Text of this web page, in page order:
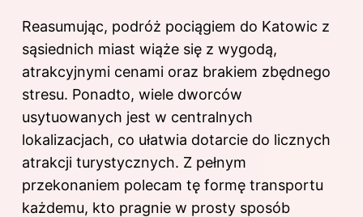
Reasumując, podróż pociągiem do Katowic z
sąsiednich miast wiąże się z wygodą,
atrakcyjnymi cenami oraz brakiem zbędnego
stresu. Ponadto, wiele dworców
usytuowanych jest w centralnych
lokalizacjach, co ułatwia dotarcie do licznych
atrakcji turystycznych. Z pełnym
przekonaniem polecam tę formę transportu
każdemu, kto pragnie w prosty sposób